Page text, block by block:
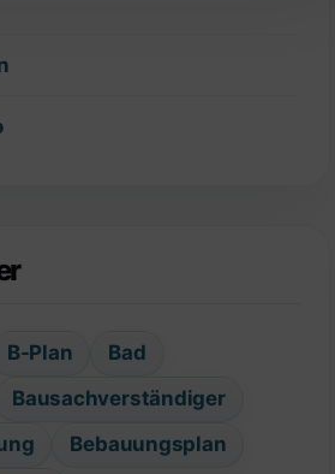
B-Plan
Bad
Bausachverständiger
Bebauungsplan